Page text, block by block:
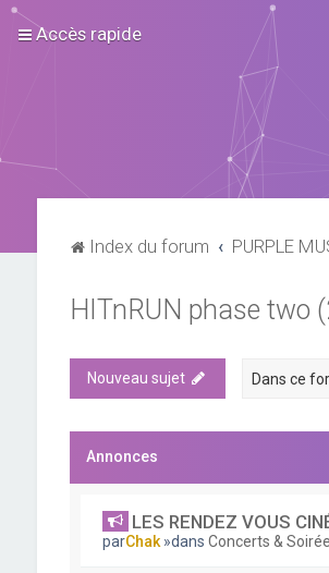
Accès rapide
Index du forum PURPLE
HITnRUN phase two
Nouveau sujet
Annonces
LES RENDEZ VOUS
parChak »dans Concerts &